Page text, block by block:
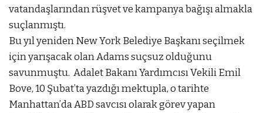
vatandaşlarından rüşvet ve kampanya bağışı almakla
suçlanmıştı.
Bu yıl yeniden New York Belediye Başkanı seçilmek
için yarışacak olan Adams suçsuz olduğunu
savunmuştu. Adalet Bakanı Yardımcısı Vekili Emil
Bove, 10 Şubat’ta yazdığı mektupla, o tarihte
Manhattan’da ABD savcısı olarak görev yapan